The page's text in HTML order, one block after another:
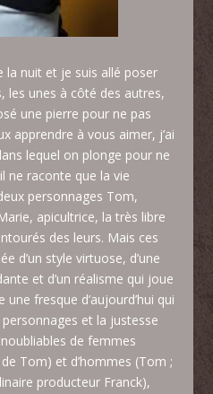
la nuit et je suis allé poser
les unes à côté des autres,
une pierre pour ne pas
apprendre à vous aimer, j’ai
lequel on plonge pour ne
ne raconte que la vie
personnages Tom,
apicultrice, la très libre
des leurs. Mais ces
d’un style virtuose, d’une
et d’un réalisme qui joue
fresque d’aujourd’hui qui
et la justesse
de femmes
Tom) et d’hommes (Tom ;
producteur Franck),